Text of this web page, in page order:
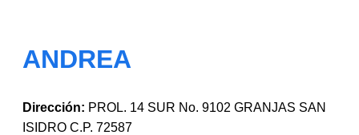
ANDREA
Dirección: PROL. 14 SUR No. 9102 GRANJAS SAN
ISIDRO C.P. 72587